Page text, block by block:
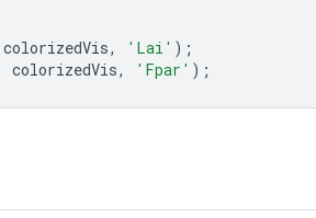
colorizedVis, 'Lai' );
colorizedVis, 'Fpar' );